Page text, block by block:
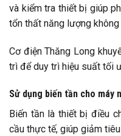
và kiểm tra thiết bị giúp
tổn thất năng lượng không
Cơ điện Thăng Long
trì để duy trì hiệu suất tối
Sử dụng biến tần cho máy
Biến tần là thiết bị điều
cầu thực tế, giúp giảm